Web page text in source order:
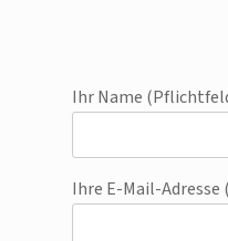
Ihr Name
Ihre E-Mail-